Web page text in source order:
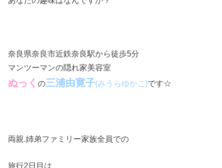
奈良県奈良市近鉄奈良駅から徒歩5分
マンツーマンの隠れ家美容室
ぬっくの三浦由寛子(みうらゆかこ)です☆
両親.姉弟ファミリー家族全員での
旅行2日目は